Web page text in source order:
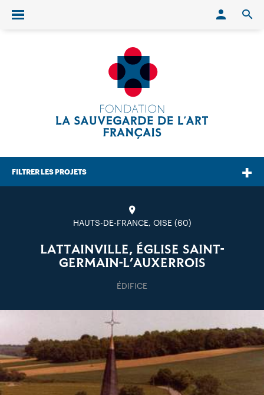
Ouvrir/fermer le menu
FILTRER LES PROJETS
HAUTS-DE-FRANCE, OISE (60)
LATTAINVILLE, ÉGLISE SAINT-
GERMAIN-L’AUXERROIS
ÉDIFICE